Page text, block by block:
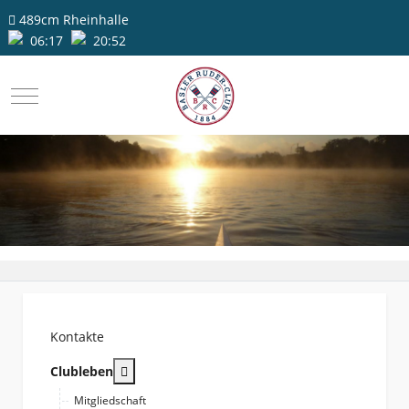
489cm Rheinhalle
06:17
20:52
Mobile Menu Toggle
Kontakte
Clubleben
Mitgliedschaft